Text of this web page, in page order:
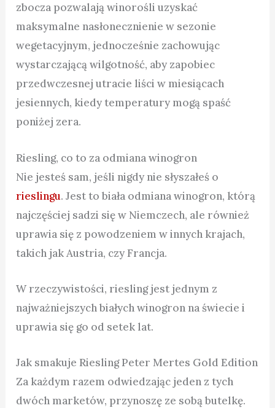
zbocza pozwalają winorośli uzyskać
maksymalne nasłonecznienie w sezonie
wegetacyjnym, jednocześnie zachowując
wystarczającą wilgotność, aby zapobiec
przedwczesnej utracie liści w miesiącach
jesiennych, kiedy temperatury mogą spaść
poniżej zera.
Riesling, co to za odmiana winogron
Nie jesteś sam, jeśli nigdy nie słyszałeś o
rieslingu. Jest to biała odmiana winogron, którą
najczęściej sadzi się w Niemczech, ale również
uprawia się z powodzeniem w innych krajach,
takich jak Austria, czy Francja.
W rzeczywistości, riesling jest jednym z
najważniejszych białych winogron na świecie i
uprawia się go od setek lat.
Jak smakuje Riesling Peter Mertes Gold Edition
Za każdym razem odwiedzając jeden z tych
dwóch marketów, przynoszę ze sobą butelkę.